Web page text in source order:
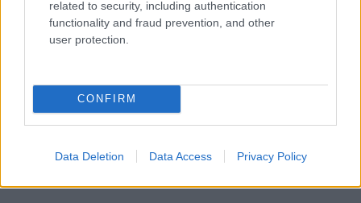
related to security, including authentication
functionality and fraud prevention, and other
user protection.
CONFIRM
Data Deletion Data Access Privacy Policy
VAGY